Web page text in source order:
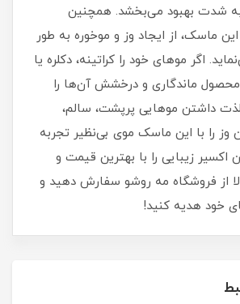
به شدت بهبود می‌بخشد. همچنین
ماسک، از ایجاد وز و موخوره به طور
اگر موهای خود را کراتینه، دکلره یا
محصول ماندگاری و درخشش آن‌ها را
داشتن موهایی پرپشت، سالم،
را با این ماسک موی بی‌نظیر تجربه
اکسیر زیبایی را با بهترین قیمت و
از فروشگاه مه روشو سفارش دهید و
خود هدیه کنید!